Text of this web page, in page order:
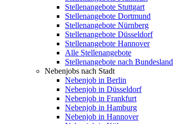
Stellenangebote Stuttgart
Stellenangebote Dortmund
Stellenangebote Nürnberg
Stellenangebote Düsseldorf
Stellenangebote Hannover
Alle Stellenangebote
Stellenangebote nach Bundesland
Nebenjobs nach Stadt
Nebenjob in Berlin
Nebenjob in Düsseldorf
Nebenjob in Frankfurt
Nebenjob in Hamburg
Nebenjob in Hannover